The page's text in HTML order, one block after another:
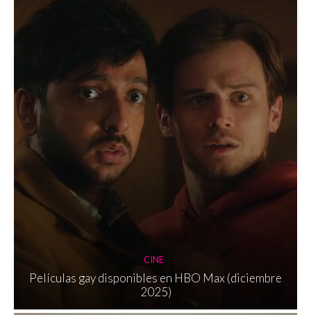
CINE
Películas gay disponibles en HBO Max (diciembre
2025)